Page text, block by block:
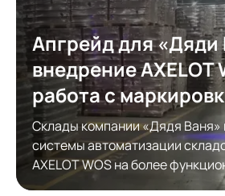
Апгрейд для «Дяди
внедрение AXELOT
работа с
Склады компании «Дядя Ваня»
системы автоматизации
AXELOT WOS на более
автоматизации складской